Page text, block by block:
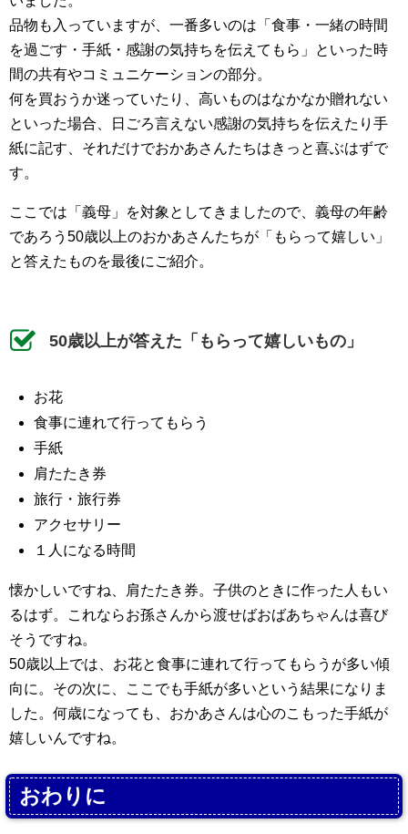
品物も入っていますが、一番多いのは「食事・一緒の時間
を過ごす・手紙・感謝の気持ちを伝えてもら」といった時
間の共有やコミュニケーションの部分。
何を買おうか迷っていたり、高いものはなかなか贈れない
といった場合、日ごろ言えない感謝の気持ちを伝えたり手
紙に記す、それだけでおかあさんたちはきっと喜ぶはずで
す。
ここでは「義母」を対象としてきましたので、義母の年齢
であろう50歳以上のおかあさんたちが「もらって嬉しい」
と答えたものを最後にご紹介。
50歳以上が答えた「もらって嬉しいもの」
お花
食事に連れて行ってもらう
手紙
肩たたき券
旅行・旅行券
アクセサリー
１人になる時間
懐かしいですね、肩たたき券。子供のときに作った人もい
るはず。これならお孫さんから渡せばおばあちゃんは喜び
そうですね。
50歳以上では、お花と食事に連れて行ってもらうが多い傾
向に。その次に、ここでも手紙が多いという結果になりま
した。何歳になっても、おかあさんは心のこもった手紙が
嬉しいんですね。
おわりに